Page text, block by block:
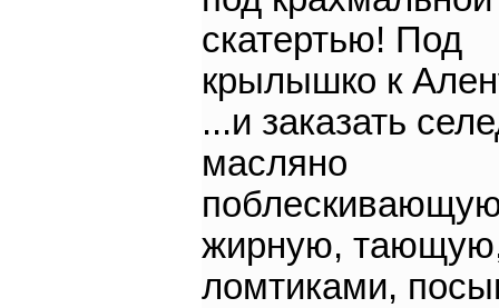
скатертью! Под
крылышко к
...и заказать
масляно
жирную,
ломтиками,